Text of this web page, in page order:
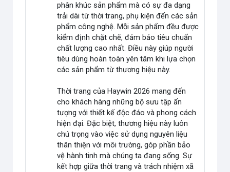
phân khúc sản phẩm mà có sự đa dạng
trải dài từ thời trang, phụ kiện đến các sản
phẩm công nghệ. Mỗi sản phẩm đều được
kiểm định chặt chẽ, đảm bảo tiêu chuẩn
chất lượng cao nhất. Điều này giúp người
tiêu dùng hoàn toàn yên tâm khi lựa chọn
các sản phẩm từ thương hiệu này.
Thời trang của Haywin 2026 mang đến
cho khách hàng những bộ sưu tập ấn
tượng với thiết kế độc đáo và phong cách
hiện đại. Đặc biệt, thương hiệu này luôn
chú trọng vào việc sử dụng nguyên liệu
thân thiện với môi trường, góp phần bảo
vệ hành tinh mà chúng ta đang sống. Sự
kết hợp giữa thời trang và trách nhiệm xã